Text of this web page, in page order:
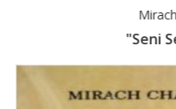
Mirach Chag'ri Oqtosh
"Seni Sevaman"